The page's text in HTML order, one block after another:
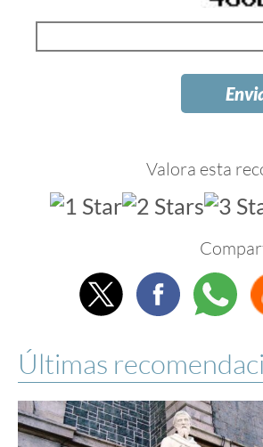
Valora esta
TwitterFacebook
Últimas